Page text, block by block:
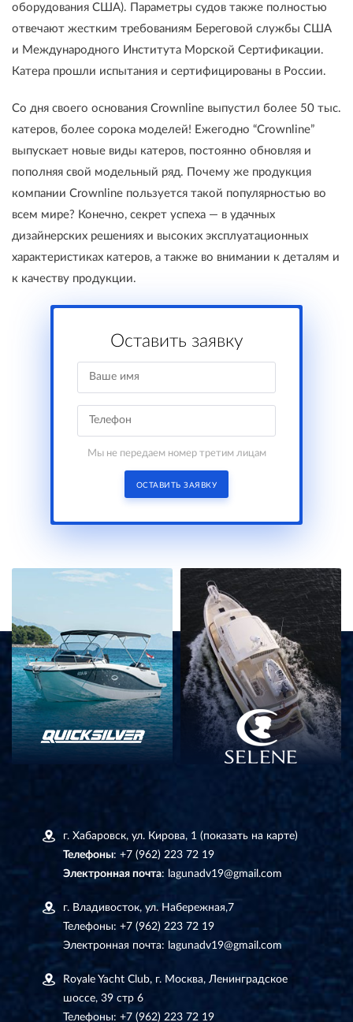
оборудования США). Параметры судов также полностью
отвечают жестким требованиям Береговой службы США
и Международного Института Морской Сертификации.
Катера прошли испытания и сертифицированы в России.
Со дня своего основания Crownline выпустил более 50 тыс.
катеров, более сорока моделей! Ежегодно “Crownline”
выпускает новые виды катеров, постоянно обновляя и
пополняя свой модельный ряд. Почему же продукция
компании Crownline пользуется такой популярностью во
всем мире? Конечно, секрет успеха — в удачных
дизайнерских решениях и высоких эксплуатационных
характеристиках катеров, а также во внимании к деталям и
к качеству продукции.
Оставить заявку
Мы не передаем номер третим лицам
ОСТАВИТЬ ЗАЯВКУ
г. Хабаровск, ул. Кирова, 1 (показать на карте)
Телефоны: +7 (962) 223 72 19
Электронная почта: lagunadv19@gmail.com
г. Владивосток, ул. Набережная,7
Телефоны: +7 (962) 223 72 19
Электронная почта: lagunadv19@gmail.com
Royale Yacht Club, г. Москва, Ленинградское
шоссе, 39 стр 6
Телефоны: +7 (962) 223 72 19